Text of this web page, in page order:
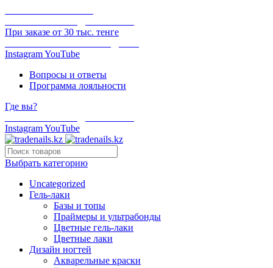
При заказе от 30 тыс. тенге
InstagramYouTube
Вопросы и ответы
Программа лояльности
Где вы?
InstagramYouTube
Выбрать категорию
Uncategorized
Гель-лаки
Базы и топы
Праймеры и ультрабонды
Цветные гель-лаки
Цветные лаки
Дизайн ногтей
Акварельные краски